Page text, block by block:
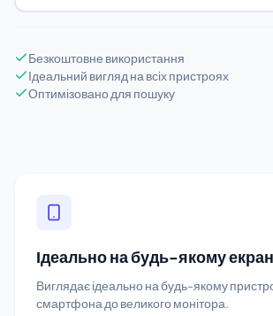
Безкоштовне використання
Ідеальний вигляд на всіх пристроях
Оптимізовано для пошуку
Ідеально на будь-якому
Виглядає ідеально на будь-якому
смартфона до великого монітора.